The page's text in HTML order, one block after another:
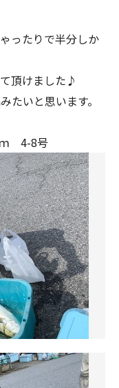
ったりで半分しか
頂けました♪
たいと思います。
ｍ 4-8号